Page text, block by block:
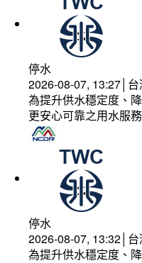
停水
2026-08-07, 13:27│
為提升供水穩定度、
更安心可靠之用水服務
停水
2026-08-07, 13:32│
為提升供水穩定度、